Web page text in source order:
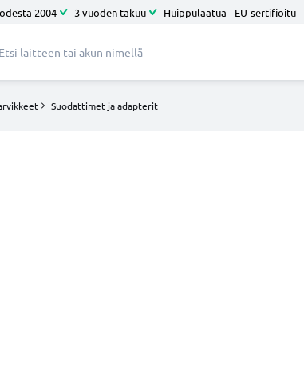
2004 3 vuoden takuu Huippulaatua - EU-sertifioitu
Suodattimet ja adapterit